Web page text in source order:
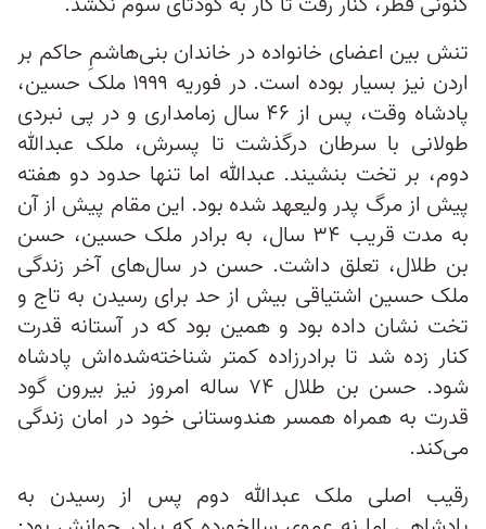
تنش بین اعضای خانواده در خاندان بنی‌هاشمِ حاکم بر
اردن نیز بسیار بوده است. در فوریه ۱۹۹۹ ملک حسین،
پادشاه وقت، پس از ۴۶ سال زمامداری و در پی نبردی
طولانی با سرطان درگذشت تا پسرش، ملک عبدالله
دوم، بر تخت بنشیند. عبدالله اما تنها حدود دو هفته
پیش از مرگ پدر ولیعهد شده بود. این مقام پیش از آن
به مدت قریب ۳۴ سال، به برادر ملک حسین، حسن
بن طلال، تعلق داشت. حسن در سال‌های آخر زندگی
ملک حسین اشتیاقی بیش از حد برای رسیدن به تاج و
تخت نشان داده بود و همین بود که در آستانه قدرت
کنار زده شد تا برادرزاده کمتر شناخته‌شده‌اش پادشاه
شود. حسن بن طلال ۷۴ ساله امروز نیز بیرون گود
قدرت به همراه همسر هندوستانی خود در امان زندگی
می‌کند.
رقیب اصلی ملک عبدالله دوم پس از رسیدن به